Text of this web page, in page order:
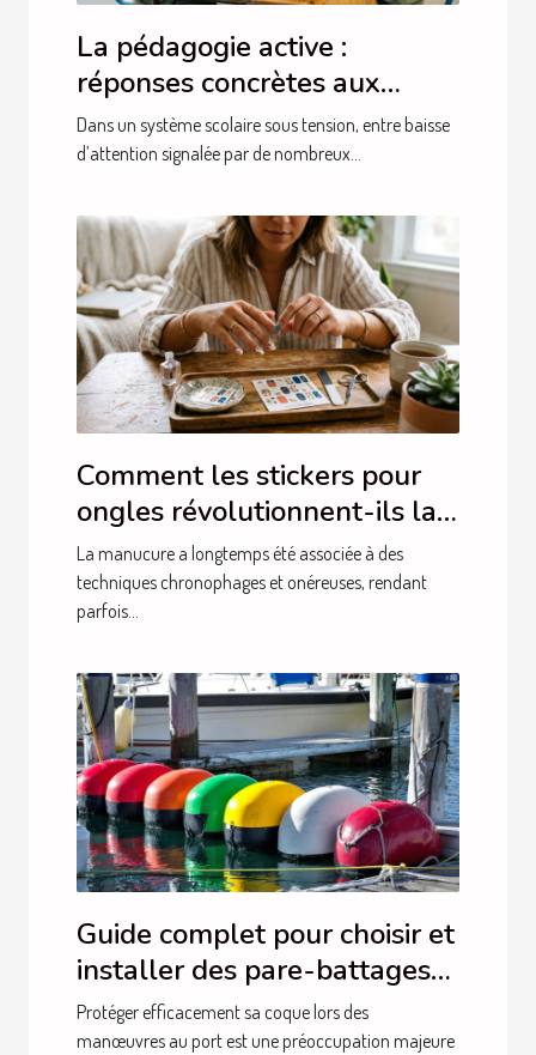
La pédagogie active :
réponses concrètes aux
besoins actuels des élèves
Dans un système scolaire sous tension, entre baisse
d’attention signalée par de nombreux...
Comment les stickers pour
ongles révolutionnent-ils la
manucure ?
La manucure a longtemps été associée à des
techniques chronophages et onéreuses, rendant
parfois...
Guide complet pour choisir et
installer des pare-battages
efficacement
Protéger efficacement sa coque lors des
manœuvres au port est une préoccupation majeure